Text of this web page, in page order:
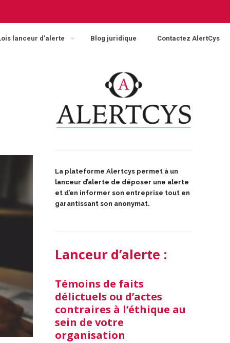
lanceur d’alerte Blog juridique Contactez AlertCys
La plateforme Alertcys permet à un
lanceur d’alerte de déposer une alerte
et d’en informer son entreprise tout en
garantissant son anonymat.
Lanceur d’alerte :
Témoins de faits
délictuels ou d’actes
contraires à l’éthique au
sein de votre
organisation